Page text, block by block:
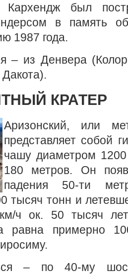
Кархендж был
в память
1987 года.
– из Денвера
КРАТЕР
Аризонский, или
представляет собой
чашу диаметром
180 метров. Он
падения 50-ти
тысяч тонн и
ч ок. 50 тысяч
равна примерно
– по 40-му